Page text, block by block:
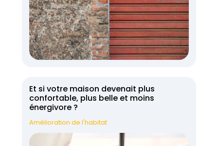
Et si votre maison devenait plus
confortable, plus belle et moins
énergivore ?
Amélioration de l'habitat